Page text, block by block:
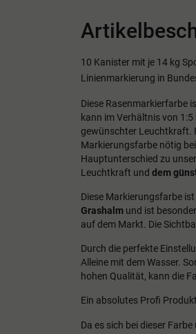
10 Kanister mit je 14 kg
Linienmarkierung in
Diese Rasenmarkierfarbe
kann im Verhältnis von 1:5
gewünschter Leuchtkraft.
Markierungsfarbe nötig
Hauptunterschied zu
Leuchtkraft und dem
Diese Markierungsfarbe ist
Grashalm und ist
auf dem Markt. Die
Durch die perfekte
Alleine mit dem Wasser.
hohen Qualität, kann die
Ein absolutes Profi
Da es sich bei dieser Farbe